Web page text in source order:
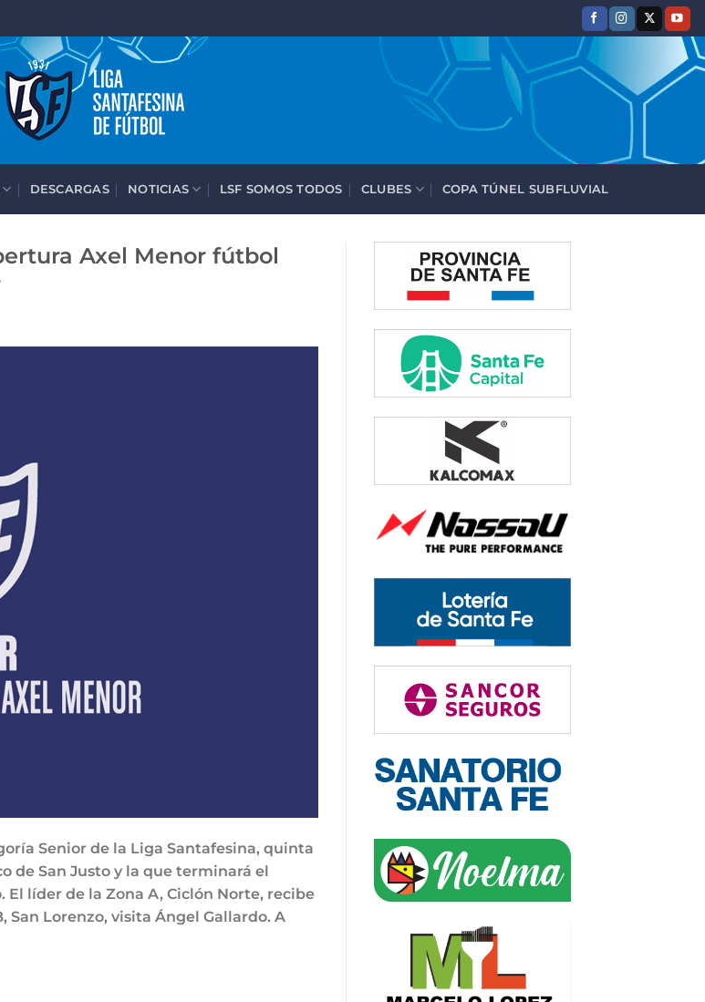
DESCARGAS NOTICIAS LSF SOMOS TODOS CLUBES COPA TÚNEL SUBFLUVIAL
Axel Menor fútbol
Senior de la Liga Santafesina, quinta
de San Justo y la que terminará el
líder de la Zona A, Ciclón Norte, recibe
Lorenzo, visita Ángel Gallardo. A